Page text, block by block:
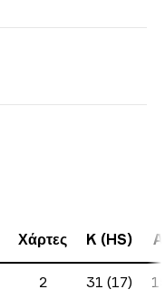
Χάρτες K (HS)
2 31 (17)